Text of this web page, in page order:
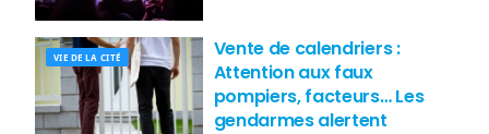
VIE DE LA CITÉ
Vente de calendriers :
Attention aux faux
pompiers, facteurs… Les
gendarmes alertent